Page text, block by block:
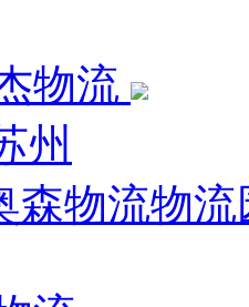
物流
州
森物流物